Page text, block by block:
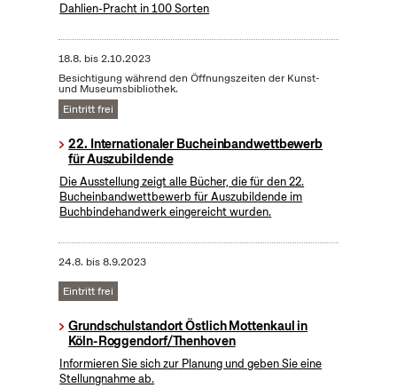
Dahlien-Pracht in 100 Sorten
18.8. bis2.10.2023
Besichtigung während den Öffnungszeiten der Kunst-
und Museumsbibliothek.
Eintritt frei
22. Internationaler Bucheinbandwettbewerb
für Auszubildende
Die Ausstellung zeigt alle Bücher, die für den 22.
Bucheinbandwettbewerb für Auszubildende im
Buchbindehandwerk eingereicht wurden.
24.8. bis8.9.2023
Eintritt frei
Grundschulstandort Östlich Mottenkaul in
Köln-Roggendorf/Thenhoven
Informieren Sie sich zur Planung und geben Sie eine
Stellungnahme ab.